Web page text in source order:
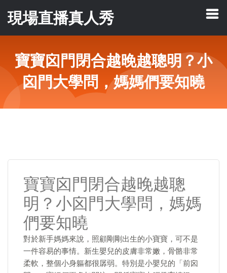
現場直播真人秀
寶寶囟門閉合越晚越聰明？小
囟門大學問，媽媽們要知曉
寶寶囟門閉合越晚越聰
明？小囟門大學問，媽媽
們要知曉
對於新手媽媽來說，照顧剛剛出生的小寶寶，可不是
一件容易的事情。新生嬰兒的皮膚非常嫩，骨骼非常
柔軟，整個小身軀都很孱弱。特別是小嬰兒的「前囟